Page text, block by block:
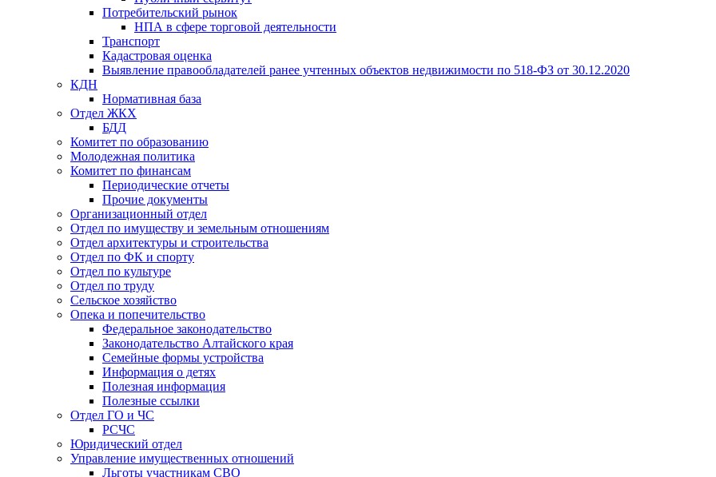
Потребительский рынок
НПА в сфере торговой деятельности
Транспорт
Кадастровая оценка
Выявление правообладателей ранее учтенных объектов недвижимости по 518-ФЗ от 30.12.2020
КДН
Нормативная база
Отдел ЖКХ
БДД
Комитет по образованию
Молодежная политика
Комитет по финансам
Периодические отчеты
Прочие документы
Организационный отдел
Отдел по имуществу и земельным отношениям
Отдел архитектуры и строительства
Отдел по ФК и спорту
Отдел по культуре
Отдел по труду
Сельское хозяйство
Опека и попечительство
Федеральное законодательство
Законодательство Алтайского края
Семейные формы устройства
Информация о детях
Полезная информация
Полезные ссылки
Отдел ГО и ЧС
РСЧС
Юридический отдел
Управление имущественных отношений
Льготы участникам СВО